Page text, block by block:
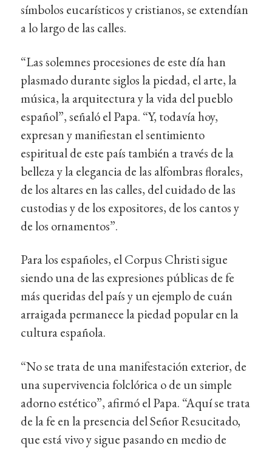
símbolos eucarísticos y cristianos, se extendían
a lo largo de las calles.
“Las solemnes procesiones de este día han
plasmado durante siglos la piedad, el arte, la
música, la arquitectura y la vida del pueblo
español”, señaló el Papa. “Y, todavía hoy,
expresan y manifiestan el sentimiento
espiritual de este país también a través de la
belleza y la elegancia de las alfombras florales,
de los altares en las calles, del cuidado de las
custodias y de los expositores, de los cantos y
de los ornamentos”.
Para los españoles, el Corpus Christi sigue
siendo una de las expresiones públicas de fe
más queridas del país y un ejemplo de cuán
arraigada permanece la piedad popular en la
cultura española.
“No se trata de una manifestación exterior, de
una supervivencia folclórica o de un simple
adorno estético”, afirmó el Papa. “Aquí se trata
de la fe en la presencia del Señor Resucitado,
que está vivo y sigue pasando en medio de